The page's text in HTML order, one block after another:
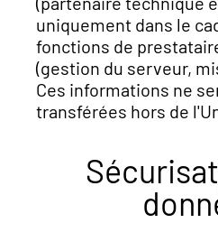
uniquement dans le
fonctions de
(gestion du serveur,
Ces informations ne
transférées hors de